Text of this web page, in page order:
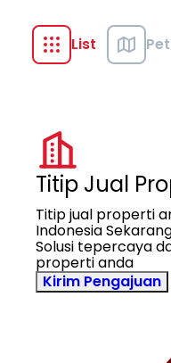
List
Titip Jual
Titip jual properti
Indonesia
Solusi tepercaya
properti anda
Kirim Pengajuan